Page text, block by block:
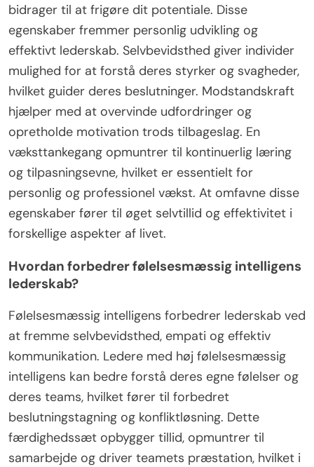
bidrager til at frigøre dit potentiale. Disse
egenskaber fremmer personlig udvikling og
effektivt lederskab. Selvbevidsthed giver individer
mulighed for at forstå deres styrker og svagheder,
hvilket guider deres beslutninger. Modstandskraft
hjælper med at overvinde udfordringer og
opretholde motivation trods tilbageslag. En
væksttankegang opmuntrer til kontinuerlig læring
og tilpasningsevne, hvilket er essentielt for
personlig og professionel vækst. At omfavne disse
egenskaber fører til øget selvtillid og effektivitet i
forskellige aspekter af livet.
Hvordan forbedrer følelsesmæssig intelligens
lederskab?
Følelsesmæssig intelligens forbedrer lederskab ved
at fremme selvbevidsthed, empati og effektiv
kommunikation. Ledere med høj følelsesmæssig
intelligens kan bedre forstå deres egne følelser og
deres teams, hvilket fører til forbedret
beslutningstagning og konfliktløsning. Dette
færdighedssæt opbygger tillid, opmuntrer til
samarbejde og driver teamets præstation, hvilket i